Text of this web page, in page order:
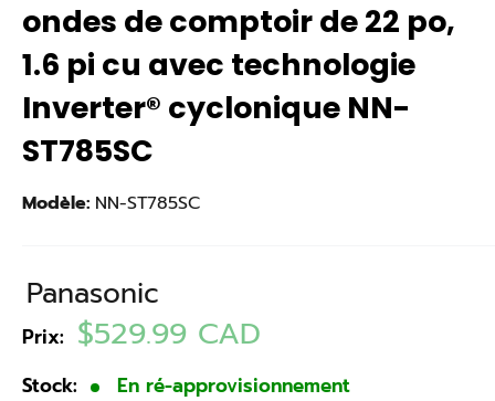
ondes de comptoir de 22 po,
1.6 pi cu avec technologie
Inverter® cyclonique NN-
ST785SC
Modèle: NN-ST785SC
Panasonic
Prix: Prix
$529.99 CAD
Stock:
En ré-approvisionnement